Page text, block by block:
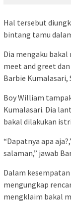
Hal tersebut
bintang tamu
Dia mengaku
meet and greet
Barbie Kumalasari,
Boy William
Kumalasari. Dia
bakal dilakukan
“Dapatnya apa
salaman,” jawab
Dalam
mengungkap
mengklaim bakal